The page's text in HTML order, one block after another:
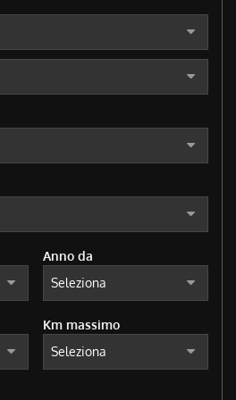
Anno da
Km massimo